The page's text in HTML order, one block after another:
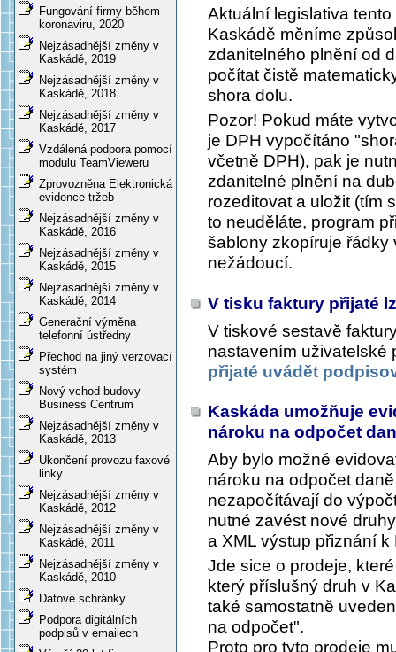
Fungování firmy během
koronaviru, 2020
Nejzásadnější změny v
Kaskádě, 2019
Nejzásadnější změny v
Kaskádě, 2018
Nejzásadnější změny v
Kaskádě, 2017
Vzdálená podpora pomocí
modulu TeamVieweru
Zprovozněna Elektronická
evidence tržeb
Nejzásadnější změny v
Kaskádě, 2016
Nejzásadnější změny v
Kaskádě, 2015
Nejzásadnější změny v
Kaskádě, 2014
Generační výměna
telefonní ústředny
Přechod na jiný verzovací
systém
Nový vchod budovy
Business Centrum
Nejzásadnější změny v
Kaskádě, 2013
Ukončení provozu faxové
linky
Nejzásadnější změny v
Kaskádě, 2012
Nejzásadnější změny v
Kaskádě, 2011
Nejzásadnější změny v
Kaskádě, 2010
Datové schránky
Podpora digitálních
podpisů v emailech
Aktuální legislativa
Kaskádě měníme
zdanitelného plnění od
počítat čistě
shora dolu.
Pozor! Pokud máte
je DPH vypočítáno
včetně DPH), pak je
zdanitelné plnění na
rozeditovat a uložit (tím
to neuděláte, program
šablony zkopíruje řádky
nežádoucí.
V tisku faktury přijaté
V tiskové sestavě
nastavením uživatelské
přijaté uvádět
Kaskáda umožňuje
nároku na odpočet
Aby bylo možné
nároku na odpočet
nezapočítávají do
nutné zavést nové
a XML výstup přiznání k
Jde sice o prodeje,
který příslušný druh v
také samostatně
na odpočet".
Proto pro tyto prodeje